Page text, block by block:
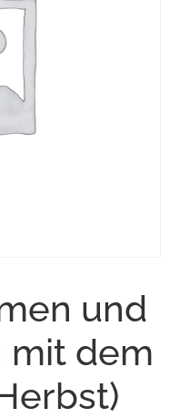
und
mit dem